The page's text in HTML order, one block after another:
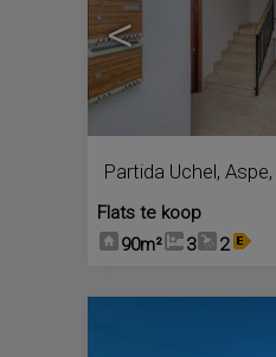
<
Partida Uchel, Aspe,
Flats te koop
90m²
3 2